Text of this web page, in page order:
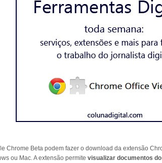
Chrome Beta podem fazer o download da extensão
ou Mac. A extensão permite visualizar documentos